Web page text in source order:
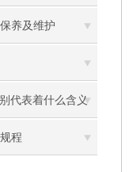
养及维护
代表着什么含义
程